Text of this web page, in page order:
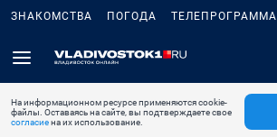
ЗНАКОМСТВА ПОГОДА ТЕЛЕПРОГРАММА
На информационном ресурсе применяются cookie-
файлы. Оставаясь на сайте, вы подтверждаете свое
согласиена их использование.